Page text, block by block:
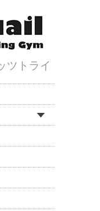
ツトライ